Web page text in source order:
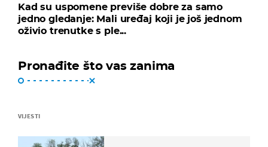
Kad su uspomene previše dobre za samo
jedno gledanje: Mali uređaj koji je još jednom
oživio trenutke s ple...
Pronađite što vas zanima
VIJESTI